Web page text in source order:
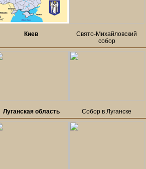
Киев
Свято-Михайловский
собор
Луганская область Собор в Луганске